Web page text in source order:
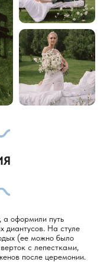
а оформили путь
диантусов. На стуле
(ее можно было
с лепестками,
после церемонии.